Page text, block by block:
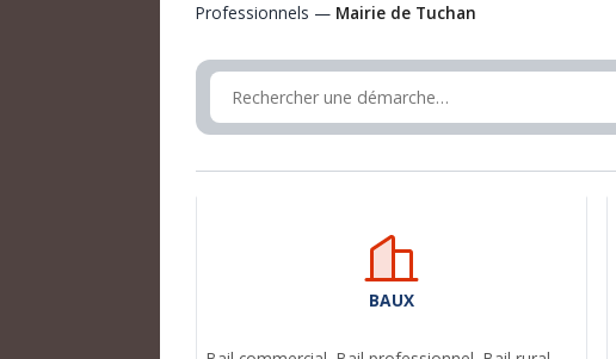
Professionnels — Mairie de Tuchan
BAUX